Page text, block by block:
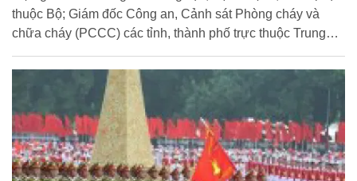
thuộc Bộ; Giám đốc Công an, Cảnh sát Phòng cháy và
chữa cháy (PCCC) các tỉnh, thành phố trực thuộc Trung
ương về việc tăng cường công tác PCCC và cứu nạn, cứu
hộ (CNCH).